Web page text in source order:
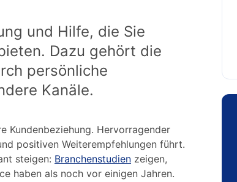
und Hilfe, die Sie
Dazu gehört die
persönliche
Kanäle.
Kundenbeziehung. Hervorragender
positiven Weiterempfehlungen führt.
steigen: Branchenstudien zeigen,
haben als noch vor einigen Jahren.